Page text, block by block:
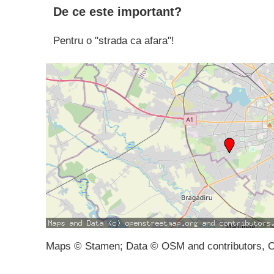
De ce este important?
Pentru o "strada ca afara"!
Maps © Stamen; Data © OSM and contributors,